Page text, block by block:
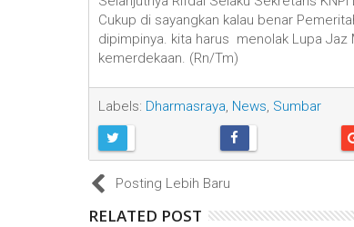
Cukup di sayangkan kalau benar
dipimpinya. kita harus menolak Lupa Jaz
kemerdekaan. (Rn/Tm)
Labels: Dharmasraya, News, Sumbar
Posting Lebih Baru
RELATED POST